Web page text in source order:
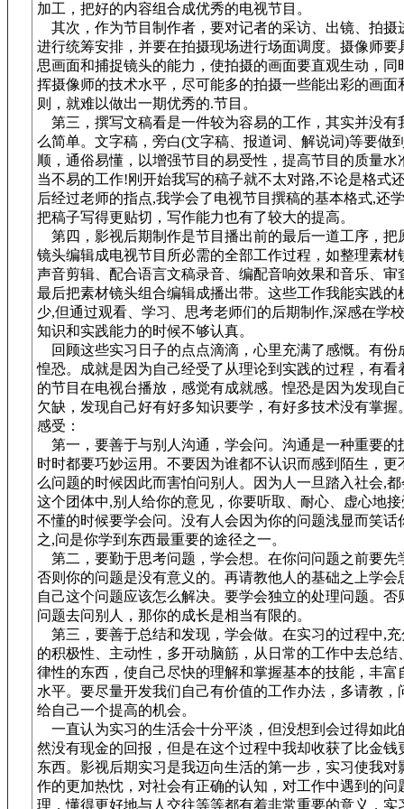
加工，把好的内容组合成优秀的电视节目。
其次，作为节目制作者，要对记者的采访、出镜、拍摄
进行统筹安排，并要在拍摄现场进行场面调度。摄像师要
思画面和捕捉镜头的能力，使拍摄的画面要直观生动，同
挥摄像师的技术水平，尽可能多的拍摄一些能出彩的画面
则，就难以做出一期优秀的.节目。
第三，撰写文稿看是一件较为容易的工作，其实并没有
么简单。文字稿，旁白(文字稿、报道词、解说词)等要做
顺，通俗易懂，以增强节目的易受性，提高节目的质量水
当不易的工作!刚开始我写的稿子就不太对路,不论是格式
后经过老师的指点,我学会了电视节目撰稿的基本格式,还
把稿子写得更贴切，写作能力也有了较大的提高。
第四，影视后期制作是节目播出前的最后一道工序，把
镜头编辑成电视节目所必需的全部工作过程，如整理素材
声音剪辑、配合语言文稿录音、编配音响效果和音乐、审
最后把素材镜头组合编辑成播出带。这些工作我能实践的
少,但通过观看、学习、思考老师们的后期制作,深感在学
知识和实践能力的时候不够认真。
回顾这些实习日子的点点滴滴，心里充满了感慨。有份
惶恐。成就是因为自己经受了从理论到实践的过程，有看
的节目在电视台播放，感觉有成就感。惶恐是因为发现自
欠缺，发现自己好有好多知识要学，有好多技术没有掌握
感受：
第一，要善于与别人沟通，学会问。沟通是一种重要的
时时都要巧妙运用。不要因为谁都不认识而感到陌生，更
么问题的时候因此而害怕问别人。因为人一旦踏入社会,
这个团体中,别人给你的意见，你要听取、耐心、虚心地
不懂的时候要学会问。没有人会因为你的问题浅显而笑话
之,问是你学到东西最重要的途径之一。
第二，要勤于思考问题，学会想。在你问问题之前要先
否则你的问题是没有意义的。再请教他人的基础之上学会
自己这个问题应该怎么解决。要学会独立的处理问题。否
问题去问别人，那你的成长是相当有限的。
第三，要善于总结和发现，学会做。在实习的过程中,
的积极性、主动性，多开动脑筋，从日常的工作中去总结
律性的东西，使自己尽快的理解和掌握基本的技能，丰富
水平。要尽量开发我们自己有价值的工作办法，多请教，
给自己一个提高的机会。
一直认为实习的生活会十分平淡，但没想到会过得如此
然没有现金的回报，但是在这个过程中我却收获了比金钱
东西。影视后期实习是我迈向生活的第一步，实习使我对
作的更加热忱，对社会有正确的认知，对工作中遇到的问
理，懂得更好地与人交往等等都有着非常重要的意义，实